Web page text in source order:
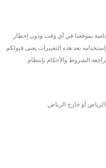
بموقعنا في أي وقت ودون إخطار
بعد هذه التغييرات يعنى قبولكم
الشروط والأحكام بإنتظام.